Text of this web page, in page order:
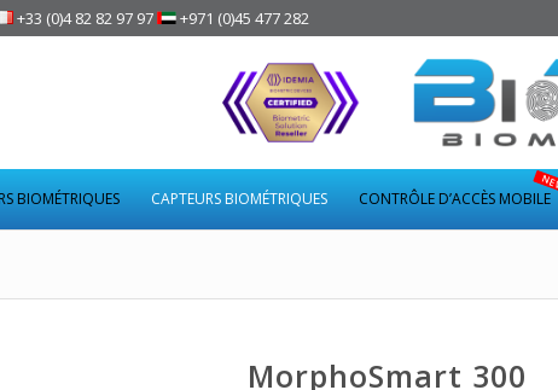
+33 (0)4 82 82 97 97 +971 (0)45 477 282
BIOMÉTRIQUES CAPTEURS BIOMÉTRIQUES CONTRÔLE D’ACCÈS MOBILE
MorphoSmart 300